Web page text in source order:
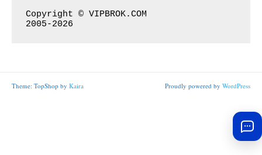
Copyright © VIPBROK.COM
2005-2026
Theme: TopShop by Kaira Proudly powered by WordPress